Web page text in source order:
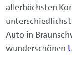
allerhöchsten
Auto in
wunderschönen